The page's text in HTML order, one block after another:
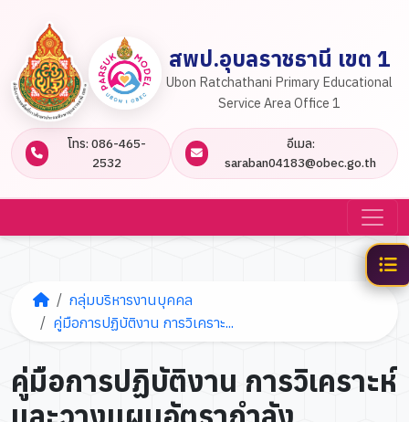
สพป.อุบลราชธานี เขต 1
Ubon Ratchathani Primary Educational
Service Area Office 1
โทร: 086-465-
2532
อีเมล:
saraban04183@obec.go.th
กลุ่มบริหารงานบุคคล
คู่มือการปฏิบัติงาน การวิเคราะ...
คู่มือการปฏิบัติงาน การวิเคราะห์